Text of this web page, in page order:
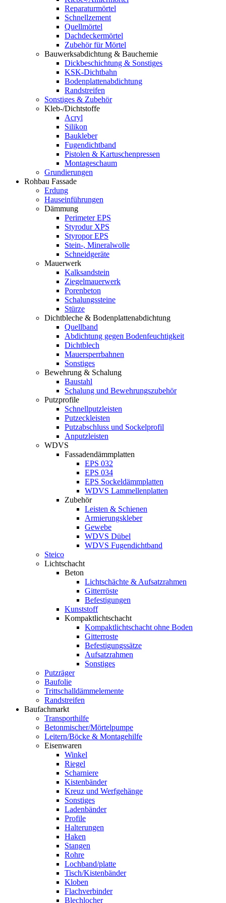
Reparaturmörtel
Schnellzement
Quellmörtel
Dachdeckermörtel
Zubehör für Mörtel
Bauwerksabdichtung & Bauchemie
Dickbeschichtung & Sonstiges
KSK-Dichtbahn
Bodenplattenabdichtung
Randstreifen
Sonstiges & Zubehör
Kleb-/Dichtstoffe
Acryl
Silikon
Baukleber
Fugendichtband
Pistolen & Kartuschenpressen
Montageschaum
Grundierungen
Rohbau Fassade
Erdung
Hauseinführungen
Dämmung
Perimeter EPS
Styrodur XPS
Styropor EPS
Stein-, Mineralwolle
Schneidgeräte
Mauerwerk
Kalksandstein
Ziegelmauerwerk
Porenbeton
Schalungssteine
Stürze
Dichtbleche & Bodenplattenabdichtung
Quellband
Abdichtung gegen Bodenfeuchtigkeit
Dichtblech
Mauersperrbahnen
Sonstiges
Bewehrung & Schalung
Baustahl
Schalung und Bewehrungszubehör
Putzprofile
Schnellputzleisten
Putzeckleisten
Putzabschluss und Sockelprofil
Anputzleisten
WDVS
Fassadendämmplatten
EPS 032
EPS 034
EPS Sockeldämmplatten
WDVS Lammellenplatten
Zubehör
Leisten & Schienen
Armierungskleber
Gewebe
WDVS Dübel
WDVS Fugendichtband
Steico
Lichtschacht
Beton
Lichtschächte & Aufsatzrahmen
Gitterröste
Befestigungen
Kunststoff
Kompaktlichtschacht
Kompaktlichtschacht ohne Boden
Gitterroste
Befestigungssätze
Aufsatzrahmen
Sonstiges
Putzräger
Baufolie
Trittschalldämmelemente
Randstreifen
Baufachmarkt
Transporthilfe
Betonmischer/Mörtelpumpe
Leitern/Böcke & Montagehilfe
Eisenwaren
Winkel
Riegel
Scharniere
Kistenbänder
Kreuz und Werfgehänge
Sonstiges
Ladenbänder
Profile
Halterungen
Haken
Stangen
Rohre
Lochband/platte
Tisch/Kistenbänder
Kloben
Flachverbinder
Blechlocher